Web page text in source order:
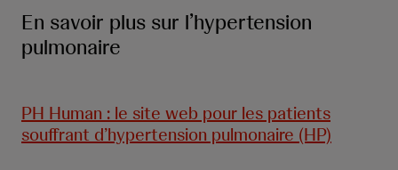
En savoir plus sur l’hypertension
pulmonaire
PH Human : le site web pour les patients
souffrant d’hypertension pulmonaire (HP)